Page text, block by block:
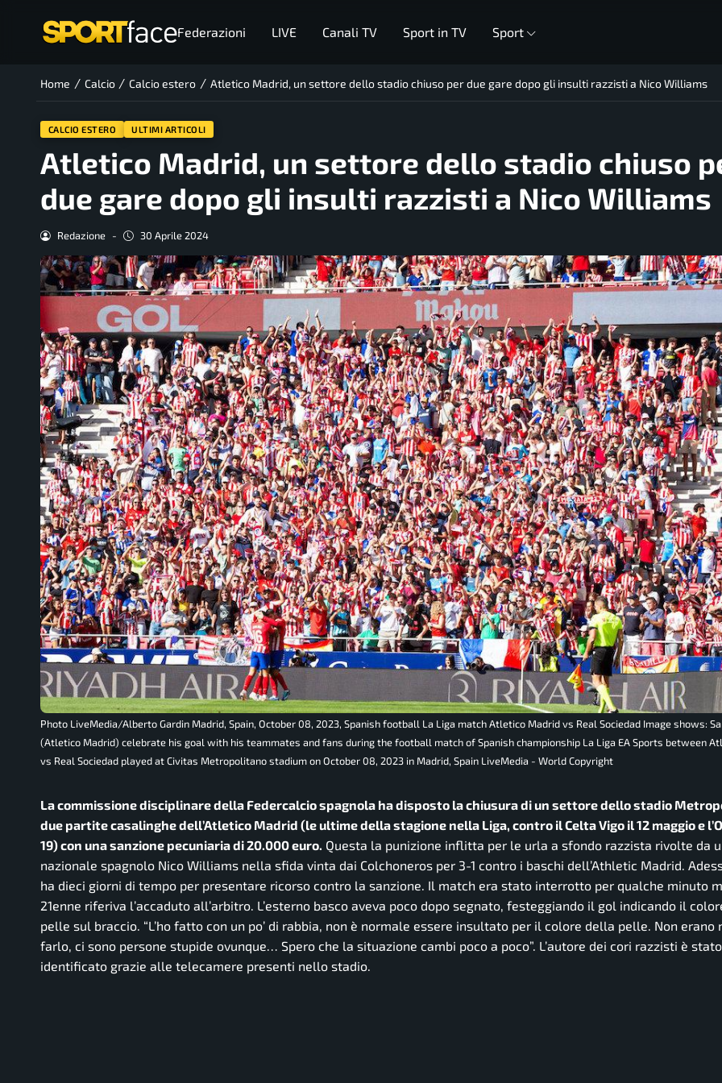
Federazioni LIVE Canali TV Sport in TV Sport
Home / Calcio / Calcio estero / Atletico Madrid, un settore dello stadio chiuso per due gare dopo gli insulti razzisti a Nico Williams
CALCIO ESTERO ULTIMI ARTICOLI
Atletico Madrid, un settore dello stadio chiuso
due gare dopo gli insulti razzisti a Nico Williams
Redazione - 30 Aprile 2024
Photo LiveMedia/Alberto Gardin Madrid, Spain, October 08, 2023, Spanish football La Liga match Atletico Madrid vs Real Sociedad Image shows:
(Atletico Madrid) celebrate his goal with his teammates and fans during the football match of Spanish championship La Liga EA Sports between
vs Real Sociedad played at Civitas Metropolitano stadium on October 08, 2023 in Madrid, Spain LiveMedia - World Copyright
La commissione disciplinare della Federcalcio spagnola ha disposto la chiusura di un settore dello stadio
due partite casalinghe dell’Atletico Madrid (le ultime della stagione nella Liga, contro il Celta Vigo il 12 maggio e
19) con una sanzione pecuniaria di 20.000 euro. Questa la punizione inflitta per le urla a sfondo razzista rivolte da
nazionale spagnolo Nico Williams nella sfida vinta dai Colchoneros per 3-1 contro i baschi dell’Athletic Madrid.
ha dieci giorni di tempo per presentare ricorso contro la sanzione. Il match era stato interrotto per qualche minuto
21enne riferiva l’accaduto all’arbitro. L’esterno basco aveva poco dopo segnato, festeggiando il gol indicando il
pelle sul braccio. “L’ho fatto con un po’ di rabbia, non è normale essere insultato per il colore della pelle. Non erano
farlo, ci sono persone stupide ovunque… Spero che la situazione cambi poco a poco”. L’autore dei cori razzisti è stato
identificato grazie alle telecamere presenti nello stadio.